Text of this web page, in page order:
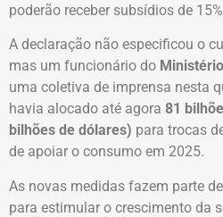
poderão receber subsídios de
A declaração não especificou o
mas um funcionário do
uma coletiva de imprensa nesta
havia alocado até agora 81
bilhões de dólares) para trocas
de apoiar o consumo em 2025.
As novas medidas fazem parte
para estimular o crescimento da